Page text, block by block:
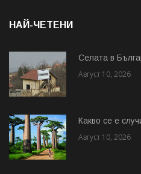
НАЙ-ЧЕТЕНИ
Cелата в
Август 10, 2026
Какво се е
Август 10, 2026